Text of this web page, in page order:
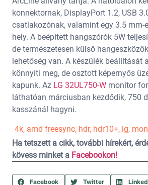
konnektornak, DisplayPort 1.2, USB
csatlakozónak, valamint egy 3.5
hely. A beépített hangszórók 5W
de természetesen külső
lehetőség van. A készülék beállítását
könnyíti meg, de osztott képernyős
kapunk. Az LG 32UL750-W monitor
láthatóan márciusban kezdődik, 750
kasszánál hagyni.
4k, amd freesync, hdr, hdr10+, lg,
Ha tetszett a cikk, további hírekért,
kövess minket a Facebookon!
Facebook Twitter